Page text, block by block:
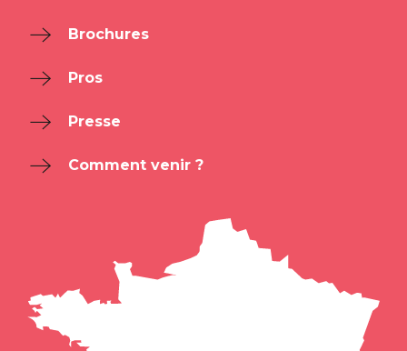
Brochures
Pros
Presse
Comment venir ?